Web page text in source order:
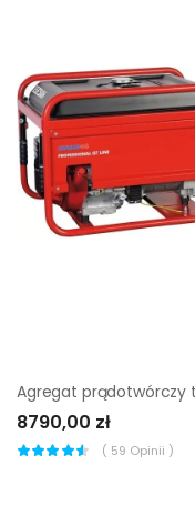
8790,00 zł
( 59 Opinii )